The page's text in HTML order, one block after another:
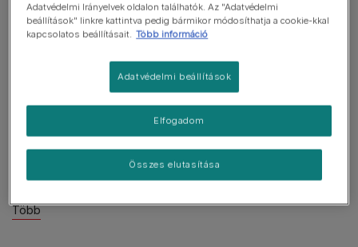
Még nincs értékelés
Elérhető kiszerelés 400g 10kg
Kolosztrum hozzáadásával készült, hogy növelje a
kölyökmacska immunválaszát akár 50%-kal.
növekedését a magas fehérjetartalom és
kiegyensúlyozott ásványianyagoknak köszönhetően.
Több
Adatvédelmi Irányelvek oldalon találhatók. Az "Adatvédelmi
beállítások" linkre kattintva pedig bármikor módosíthatja a cookie-kkal
kapcsolatos beállításait. Több információ
Adatvédelmi beállítások
Összes elutasítása
Elfogadom